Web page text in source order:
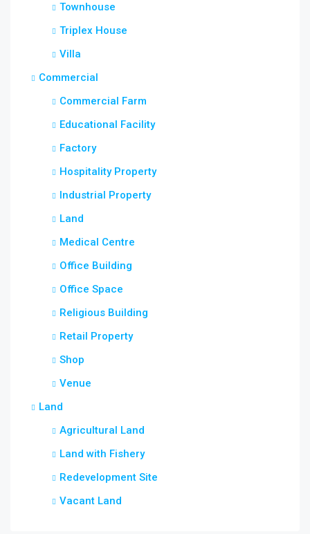
Townhouse
Triplex House
Villa
Commercial
Commercial Farm
Educational Facility
Factory
Hospitality Property
Industrial Property
Land
Medical Centre
Office Building
Office Space
Religious Building
Retail Property
Shop
Venue
Land
Agricultural Land
Land with Fishery
Redevelopment Site
Vacant Land